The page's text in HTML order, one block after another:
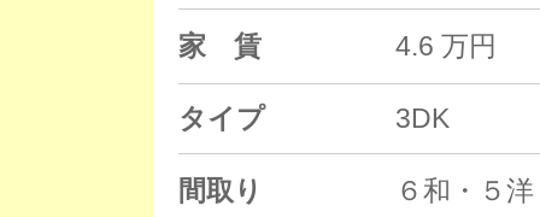
家 賃 4.6 万円
タイプ 3DK
間取り ６和・５